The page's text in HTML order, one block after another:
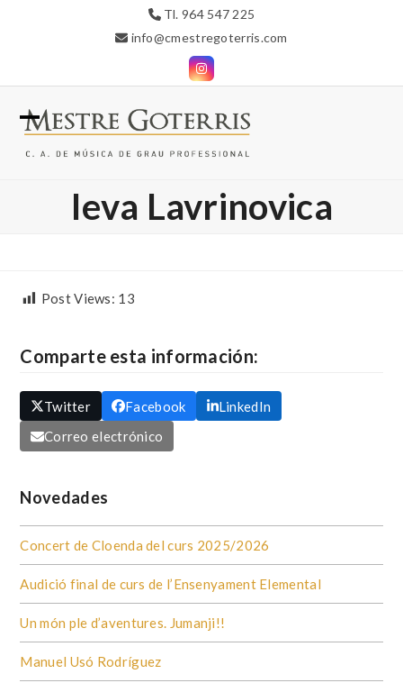
Tl. 964 547 225
info@cmestregoterris.com
Instagram
Open
Close
Ieva Lavrinovica
Post Views: 13
Comparte esta información:
Twitter Facebook
LinkedIn
Correo electrónico
Novedades
Concert de Cloenda del curs 2025/2026
Audició final de curs de l’Ensenyament Elemental
Un món ple d’aventures. Jumanji!!
Manuel Usó Rodríguez